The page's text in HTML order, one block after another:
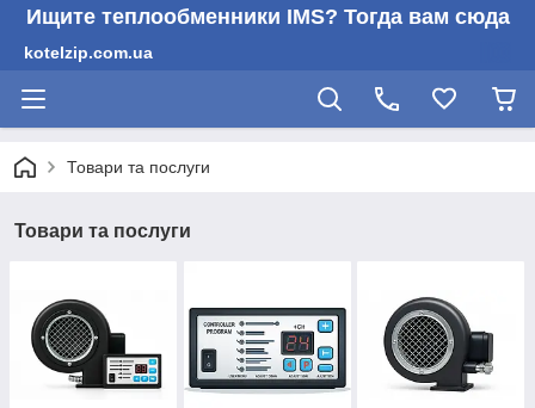
Ищите теплообменники IMS? Тогда вам сюда
kotelzip.com.ua
Товари та послуги
Товари та послуги